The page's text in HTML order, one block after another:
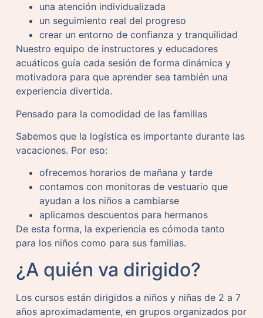
una atención individualizada
un seguimiento real del progreso
crear un entorno de confianza y tranquilidad
Nuestro equipo de instructores y educadores
acuáticos guía cada sesión de forma dinámica y
motivadora para que aprender sea también una
experiencia divertida.
Pensado para la comodidad de las familias
Sabemos que la logística es importante durante las
vacaciones. Por eso:
ofrecemos horarios de mañana y tarde
contamos con monitoras de vestuario que
ayudan a los niños a cambiarse
aplicamos descuentos para hermanos
De esta forma, la experiencia es cómoda tanto
para los niños como para sus familias.
¿A quién va dirigido?
Los cursos están dirigidos a niños y niñas de 2 a 7
años aproximadamente, en grupos organizados por